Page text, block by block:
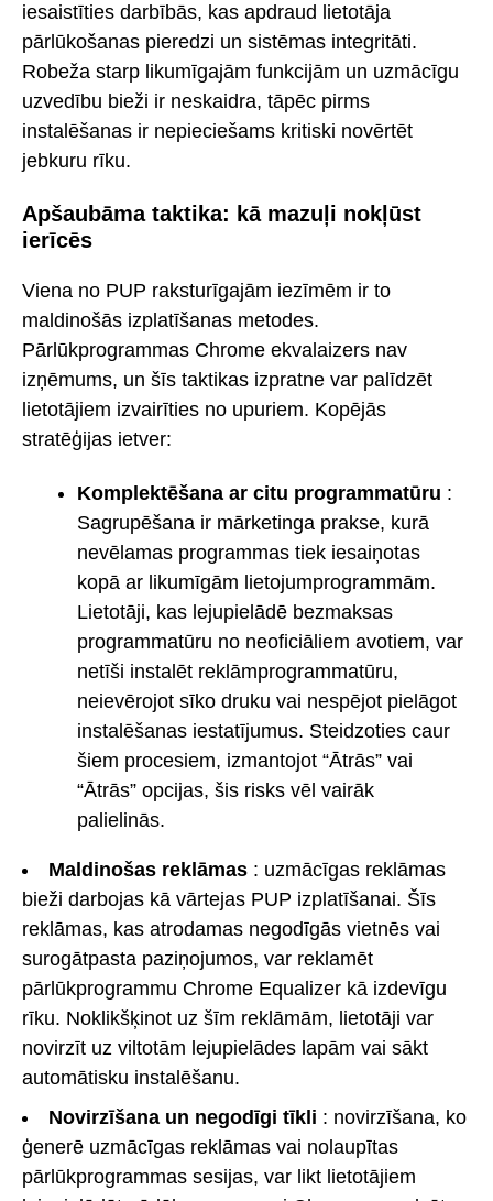
iesaistīties darbībās, kas apdraud lietotāja
pārlūkošanas pieredzi un sistēmas integritāti.
Robeža starp likumīgajām funkcijām un uzmācīgu
uzvedību bieži ir neskaidra, tāpēc pirms
instalēšanas ir nepieciešams kritiski novērtēt
jebkuru rīku.
Apšaubāma taktika: kā mazuļi nokļūst
ierīcēs
Viena no PUP raksturīgajām iezīmēm ir to
maldinošās izplatīšanas metodes.
Pārlūkprogrammas Chrome ekvalaizers nav
izņēmums, un šīs taktikas izpratne var palīdzēt
lietotājiem izvairīties no upuriem. Kopējās
stratēģijas ietver:
Komplektēšana ar citu programmatūru :
Sagrupēšana ir mārketinga prakse, kurā
nevēlamas programmas tiek iesaiņotas
kopā ar likumīgām lietojumprogrammām.
Lietotāji, kas lejupielādē bezmaksas
programmatūru no neoficiāliem avotiem, var
netīši instalēt reklāmprogrammatūru,
neievērojot sīko druku vai nespējot pielāgot
instalēšanas iestatījumus. Steidzoties caur
šiem procesiem, izmantojot “Ātrās” vai
“Ātrās” opcijas, šis risks vēl vairāk
palielinās.
Maldinošas reklāmas : uzmācīgas reklāmas
bieži darbojas kā vārtejas PUP izplatīšanai. Šīs
reklāmas, kas atrodamas negodīgās vietnēs vai
surogātpasta paziņojumos, var reklamēt
pārlūkprogrammu Chrome Equalizer kā izdevīgu
rīku. Noklikšķinot uz šīm reklāmām, lietotāji var
novirzīt uz viltotām lejupielādes lapām vai sākt
automātisku instalēšanu.
Novirzīšana un negodīgi tīkli : novirzīšana, ko
ģenerē uzmācīgas reklāmas vai nolaupītas
pārlūkprogrammas sesijas, var likt lietotājiem